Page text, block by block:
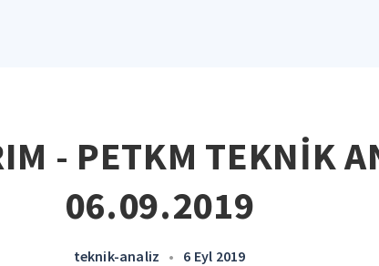
- PETKM TEKNİK
06.09.2019
teknik-analiz • 6 Eyl 2019